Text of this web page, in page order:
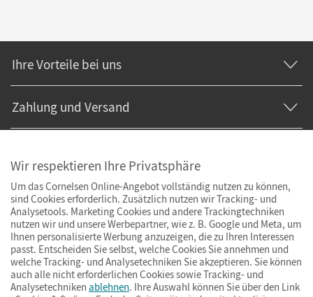
Ihre Vorteile bei uns
Zahlung und Versand
Wir respektieren Ihre Privatsphäre
Um das Cornelsen Online-Angebot vollständig nutzen zu können,
sind Cookies erforderlich. Zusätzlich nutzen wir Tracking- und
Analysetools. Marketing Cookies und andere Trackingtechniken
nutzen wir und unsere Werbepartner, wie z. B. Google und Meta, um
Ihnen personalisierte Werbung anzuzeigen, die zu Ihren Interessen
passt. Entscheiden Sie selbst, welche Cookies Sie annehmen und
welche Tracking- und Analysetechniken Sie akzeptieren. Sie können
auch alle nicht erforderlichen Cookies sowie Tracking- und
Analysetechniken ablehnen. Ihre Auswahl können Sie über den Link